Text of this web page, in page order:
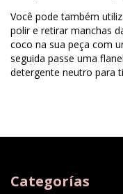
Você pode também
polir e retirar manchas
coco na sua peça com
seguida passe uma
detergente neutro para
Categorías